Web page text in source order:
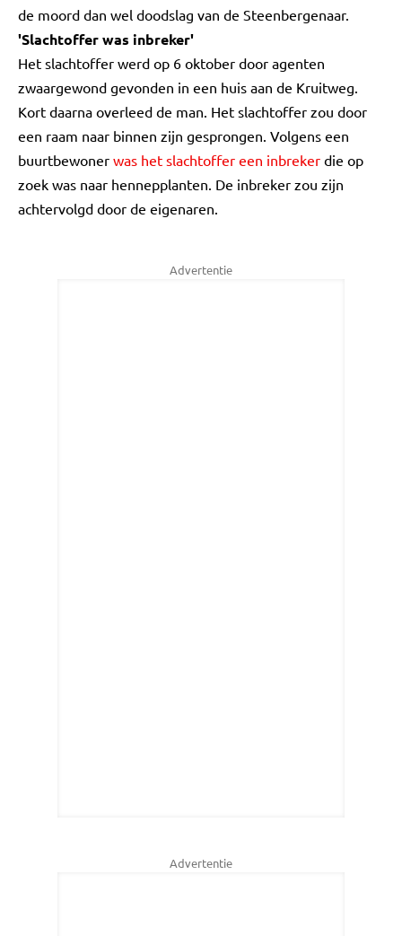
de moord dan wel doodslag van de Steenbergenaar.
'Slachtoffer was inbreker'
Het slachtoffer werd op 6 oktober door agenten
zwaargewond gevonden in een huis aan de Kruitweg.
Kort daarna overleed de man. Het slachtoffer zou door
een raam naar binnen zijn gesprongen. Volgens een
buurtbewoner was het slachtoffer een inbreker die op
zoek was naar hennepplanten. De inbreker zou zijn
achtervolgd door de eigenaren.
Advertentie
Advertentie